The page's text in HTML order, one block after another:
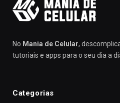
No Mania de Celular,
tutoriais e apps para o seu dia a
Categorias